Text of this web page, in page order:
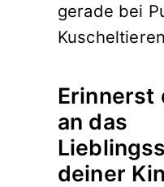
gerade bei
Erinnerst
an das
deiner